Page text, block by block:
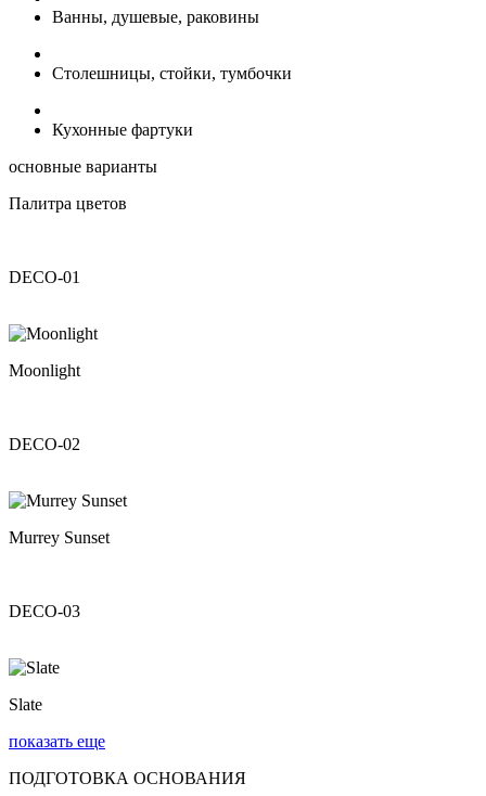
Ванны, душевые, раковины
Столешницы, стойки, тумбочки
Кухонные фартуки
основные варианты
Палитра цветов
DECO-01
Moonlight
DECO-02
Murrey Sunset
DECO-03
Slate
показать еще
ПОДГОТОВКА ОСНОВАНИЯ